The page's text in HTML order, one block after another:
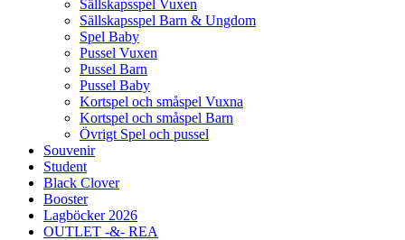
Sällskapsspel Vuxen
Sällskapsspel Barn & Ungdom
Spel Baby
Pussel Vuxen
Pussel Barn
Pussel Baby
Kortspel och småspel Vuxna
Kortspel och småspel Barn
Övrigt Spel och pussel
Souvenir
Student
Black Clover
Booster
Lagböcker 2026
OUTLET -&- REA